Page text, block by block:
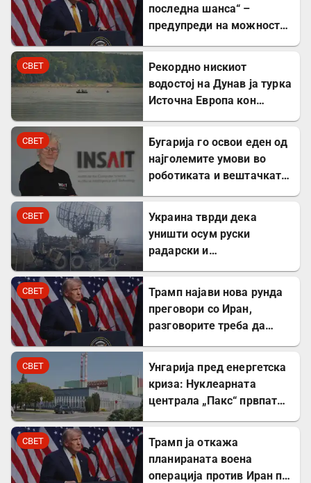
последна шанса“ –
предупреди на можност
СВЕТ
Рекордно нискиот
водостој на Дунав ја турка
Источна Европа кон
СВЕТ
Бугарија го освои еден од
најголемите умови во
роботиката и вештачката
СВЕТ
Украина тврди дека
уништи осум руски
радарски и
во Краснодар
СВЕТ
Трамп најави нова рунда
преговори со Иран,
разговорите треба да
СВЕТ
Унгарија пред енергетска
криза: Нуклеарната
централа „Пакс“ првпат
СВЕТ
Трамп ја откажа
планираната воена
операција против Иран по